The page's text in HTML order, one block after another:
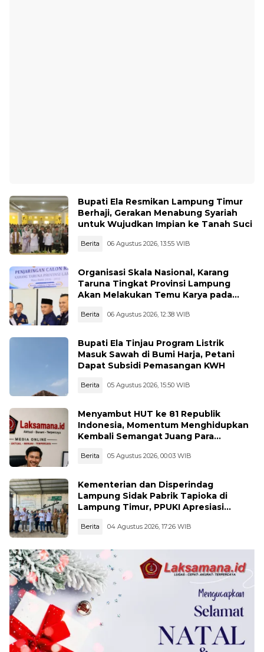
Bupati Ela Resmikan Lampung Timur
Berhaji, Gerakan Menabung Syariah
untuk Wujudkan Impian ke Tanah Suci
Berita 06 Agustus 2026, 13:55 WIB
Organisasi Skala Nasional, Karang
Taruna Tingkat Provinsi Lampung
Akan Melakukan Temu Karya pada
Berita 06 Agustus 2026, 12:38 WIB
Bupati Ela Tinjau Program Listrik
Masuk Sawah di Bumi Harja, Petani
Dapat Subsidi Pemasangan KWH
Berita 05 Agustus 2026, 15:50 WIB
Menyambut HUT ke 81 Republik
Indonesia, Momentum Menghidupkan
Kembali Semangat Juang Para
Berita 05 Agustus 2026, 00:03 WIB
Kementerian dan Disperindag
Lampung Sidak Pabrik Tapioka di
Lampung Timur, PPUKI Apresiasi
Berita 04 Agustus 2026, 17:26 WIB